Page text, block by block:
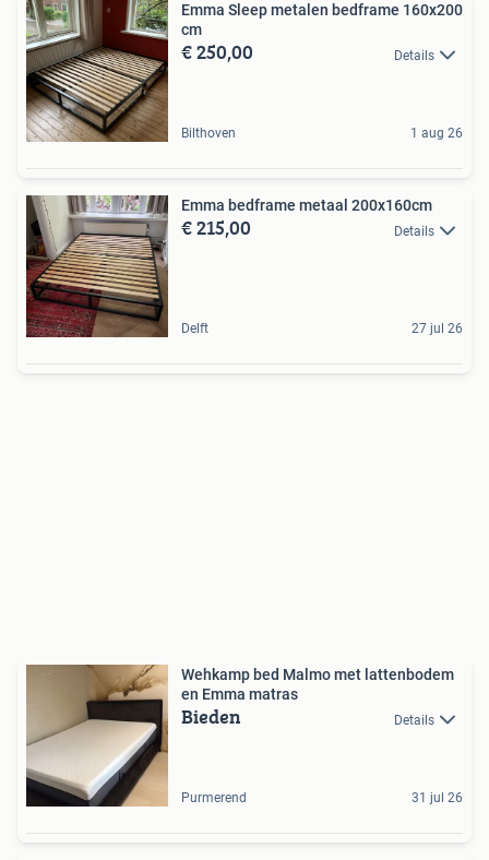
Emma Sleep metalen bedframe 160x200
cm
€ 250,00 Details
Bilthoven 1 aug 26
Emma bedframe metaal 200x160cm
€ 215,00 Details
Delft 27 jul 26
Wehkamp bed Malmo met lattenbodem
en Emma matras
Bieden Details
Purmerend 31 jul 26